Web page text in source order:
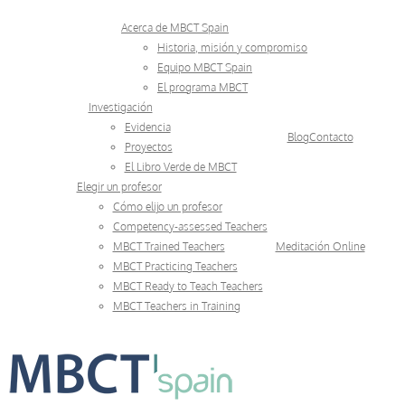
Acerca de MBCT Spain
Historia, misión y compromiso
Equipo MBCT Spain
El programa MBCT
Investigación
Evidencia
Proyectos
El Libro Verde de MBCT
BlogContacto
Elegir un profesor
Cómo elijo un profesor
Competency-assessed Teachers
MBCT Trained Teachers
MBCT Practicing Teachers
MBCT Ready to Teach Teachers
MBCT Teachers in Training
Meditación Online